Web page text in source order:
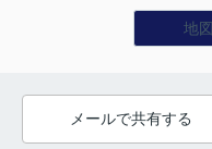
地
メールで共有する